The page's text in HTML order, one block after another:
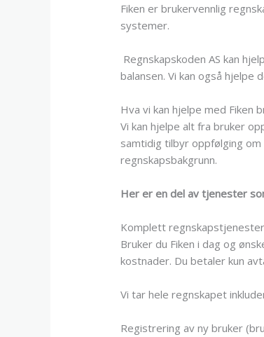
Fiken er brukervennlig
systemer.
Regnskapskoden AS kan
balansen. Vi kan også
Hva vi kan hjelpe med Fiken
Vi kan hjelpe alt fra bruker
samtidig tilbyr oppfølging
regnskapsbakgrunn.
Her er en del av tjenester
Komplett
Bruker du Fiken i dag og
kostnader. Du betaler kun
Vi tar hele regnskapet
Registrering av ny bruker